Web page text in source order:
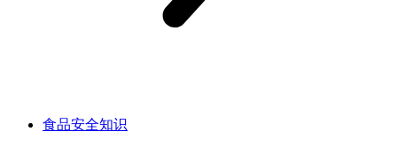
食品安全知识